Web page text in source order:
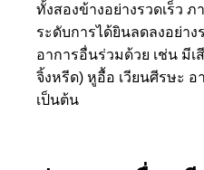
ทั้งสองข้างอย่างรวดเร็ว ภ
ระดับการได้ยินลดลงอย่าง
อาการอื่นร่วมด้วย เช่น มีเ
จิ้งหรีด) หูอื้อ เวียนศีรษะ อ
เป็นต้น